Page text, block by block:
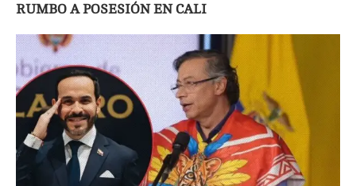
RUMBO A POSESIÓN EN CALI